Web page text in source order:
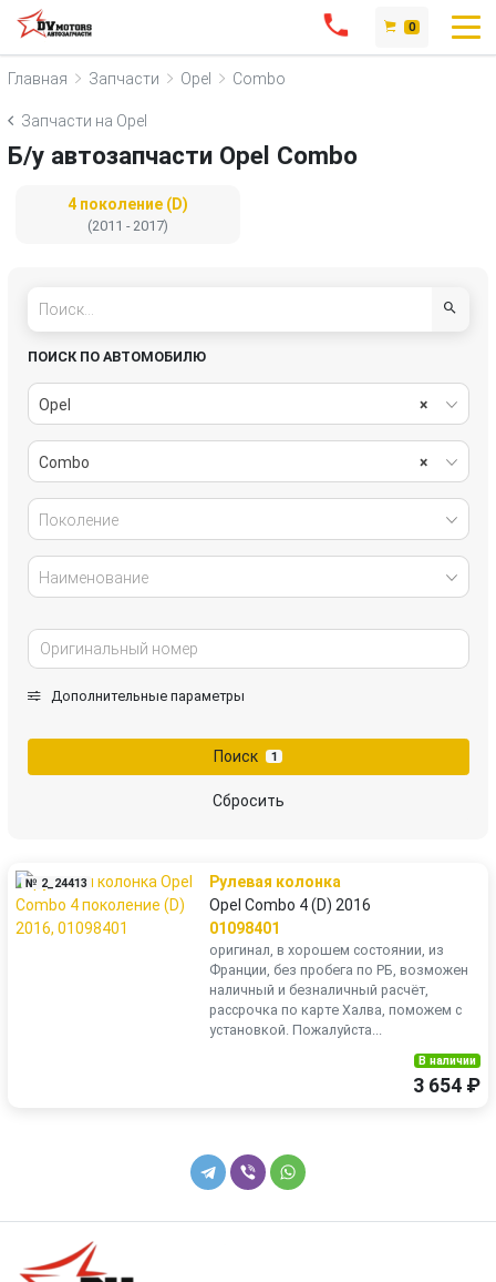
0
Главная Запчасти Opel Combo
Запчасти на Opel
Б/у автозапчасти Opel Combo
4 поколение (D)
(2011 - 2017)
ПОИСК ПО АВТОМОБИЛЮ
×
Opel
×
Combo
Поколение
Наименование
Дополнительные параметры
Поиск 1
Сбросить
№ 2_24413
Рулевая колонка
Opel Combo 4 (D) 2016
01098401
оригинал, в хорошем состоянии, из
Франции, без пробега по РБ, возможен
наличный и безналичный расчёт,
рассрочка по карте Халва, поможем с
установкой. Пожалуйста...
В наличии
3 654 ₽